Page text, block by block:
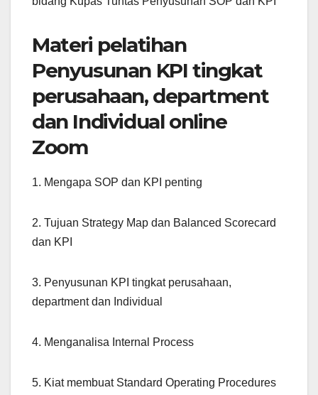
Materi pelatihan
Penyusunan KPI tingkat
perusahaan, department
dan Individual online
Zoom
1. Mengapa SOP dan KPI penting
2. Tujuan Strategy Map dan Balanced Scorecard
dan KPI
3. Penyusunan KPI tingkat perusahaan,
department dan Individual
4. Menganalisa Internal Process
5. Kiat membuat Standard Operating Procedures